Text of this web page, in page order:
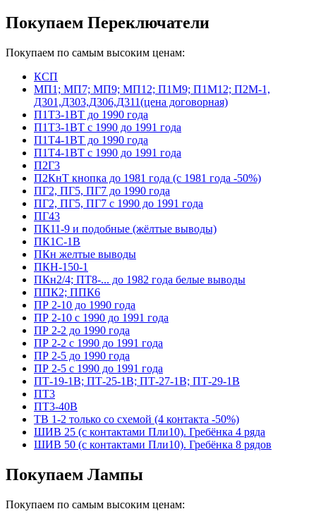
Покупаем Переключатели
Покупаем по самым высоким ценам:
КСП
МП1; МП7; МП9; МП12; П1М9; П1М12; П2М-1,
Д301,Д303,Д306,Д311(цена договорная)
П1Т3-1ВТ до 1990 года
П1Т3-1ВТ с 1990 до 1991 года
П1Т4-1ВТ до 1990 года
П1Т4-1ВТ с 1990 до 1991 года
П2Г3
П2КнТ кнопка до 1981 года (с 1981 года -50%)
ПГ2, ПГ5, ПГ7 до 1990 года
ПГ2, ПГ5, ПГ7 с 1990 до 1991 года
ПГ43
ПК11-9 и подобные (жёлтые выводы)
ПК1С-1В
ПКн желтые выводы
ПКН-150-1
ПКн2/4; ПТ8-... до 1982 года белые выводы
ППК2; ППК6
ПР 2-10 до 1990 года
ПР 2-10 с 1990 до 1991 года
ПР 2-2 до 1990 года
ПР 2-2 с 1990 до 1991 года
ПР 2-5 до 1990 года
ПР 2-5 с 1990 до 1991 года
ПТ-19-1В; ПТ-25-1В; ПТ-27-1В; ПТ-29-1В
ПТ3
ПТ3-40В
ТВ 1-2 только со схемой (4 контакта -50%)
ШИВ 25 (с контактами Пли10). Гребёнка 4 ряда
ШИВ 50 (с контактами Пли10). Гребёнка 8 рядов
Покупаем Лампы
Покупаем по самым высоким ценам: